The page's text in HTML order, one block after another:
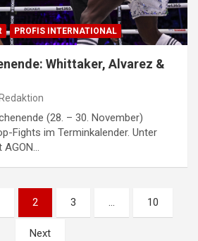
PROFIS INTERNATIONAL
Whittaker, Alvarez &
Redaktion
(28. – 30. November)
Fights im Terminkalender. Unter
AGON…
2 3 … 10
Next